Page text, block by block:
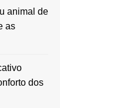
animal de
as
dos